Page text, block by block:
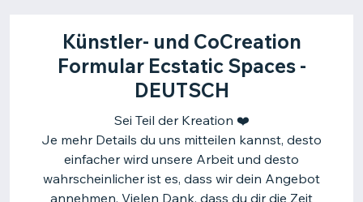
Künstler- und CoCreation
Formular Ecstatic Spaces -
DEUTSCH
Sei Teil der Kreation ❤️
Je mehr Details du uns mitteilen kannst, desto
einfacher wird unsere Arbeit und desto
wahrscheinlicher ist es, dass wir dein Angebot
annehmen. Vielen Dank, dass du dir die Zeit